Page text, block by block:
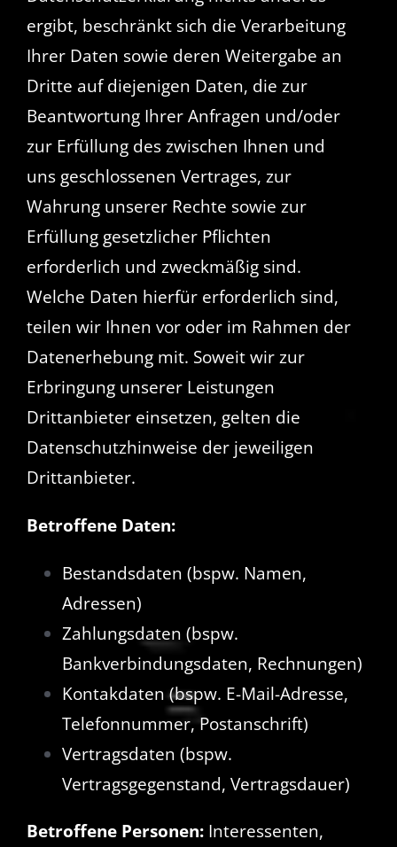
ergibt, beschränkt sich die Verarbeitung
Ihrer Daten sowie deren Weitergabe an
Dritte auf diejenigen Daten, die zur
Beantwortung Ihrer Anfragen und/oder
zur Erfüllung des zwischen Ihnen und
uns geschlossenen Vertrages, zur
Wahrung unserer Rechte sowie zur
Erfüllung gesetzlicher Pflichten
erforderlich und zweckmäßig sind.
Welche Daten hierfür erforderlich sind,
teilen wir Ihnen vor oder im Rahmen der
Datenerhebung mit. Soweit wir zur
Erbringung unserer Leistungen
Drittanbieter einsetzen, gelten die
Datenschutzhinweise der jeweiligen
Drittanbieter.
Betroffene Daten:
Bestandsdaten (bspw. Namen,
Adressen)
Zahlungsdaten (bspw.
Bankverbindungsdaten, Rechnungen)
Kontakdaten (bspw. E-Mail-Adresse,
Telefonnummer, Postanschrift)
Vertragsdaten (bspw.
Vertragsgegenstand, Vertragsdauer)
Betroffene Personen: Interessenten,